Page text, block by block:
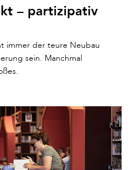
– partizipativ
immer der teure Neubau
sein. Manchmal